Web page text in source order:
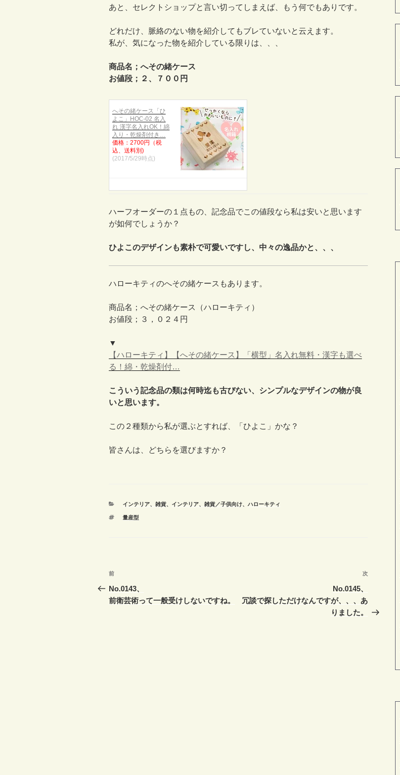
あと、セレクトショップと言い切ってしまえば、もう何でもありです。
どれだけ、脈絡のない物を紹介してもブレていないと云えます。
私が、気になった物を紹介している限りは、、、
商品名；へその緒ケース
お値段；２、７００円
へその緒ケース「ひ
よこ」HOC-02 名入
れ 漢字名入れOK！綿
入り・乾燥剤付き…
価格：2700円（税
込、送料別)
(2017/5/29時点)
ハーフオーダーの１点もの、記念品でこの値段なら私は安いと思います
が如何でしょうか？
ひよこのデザインも素朴で可愛いですし、中々の逸品かと、、、
ハローキティのへその緒ケースもあります。
商品名；へその緒ケース（ハローキティ）
お値段；３，０２４円
▼
【ハローキティ】【へその緒ケース】「横型」名入れ無料・漢字も選べ
る！綿・乾燥剤付…
こういう記念品の類は何時迄も古びない、シンプルなデザインの物が良
いと思います。
この２種類から私が選ぶとすれば、「ひよこ」かな？
皆さんは、どちらを選びますか？
カ
ゴ
インテリア、雑貨、 インテリア、雑貨／子供向け、 ハローキティ
タ
量産型
投
稿
ナ
前
の
投
前
No.0143、
前衛芸術って一般受けしないですね。
次
稿
次
No.0145、
冗談で探しただけなんですが、、、あ
りました。